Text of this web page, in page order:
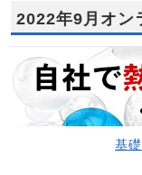
2022年9月オン
基